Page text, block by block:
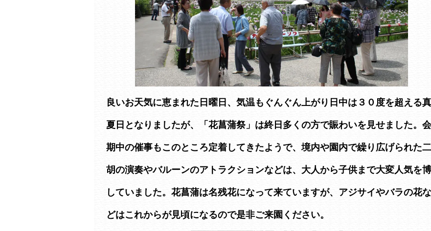
良いお天気に恵まれた日曜日、気温もぐんぐん上がり日中は３０度を超える真
夏日となりましたが、「花菖蒲祭」は終日多くの方で賑わいを見せました。会
期中の催事もこのところ定着してきたようで、境内や園内で繰り広げられた二
胡の演奏やバルーンのアトラクションなどは、大人から子供まで大変人気を博
していました。花菖蒲は名残花になって来ていますが、アジサイやバラの花な
どはこれからが見頃になるので是非ご来園ください。